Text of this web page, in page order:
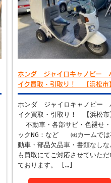
ホンダ ジャイロキャノピー
イク買取・引取り！ 【浜松市
ホンダ ジャイロキャノピー
イク買取・引取り！ 【浜松市
不動車・各部サビ・色褪せ
ックNG：など ㈱カームでは
動車・部品欠品車・書類なしな
も買取にてご対応させていただ
ております。 […]